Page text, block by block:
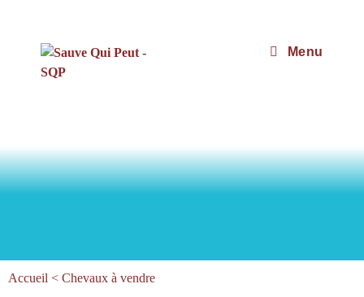
Menu
Accueil < Chevaux à vendre